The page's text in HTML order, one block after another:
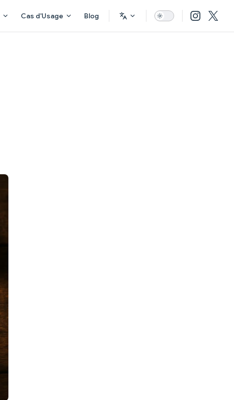
Cas d'Usage Blog